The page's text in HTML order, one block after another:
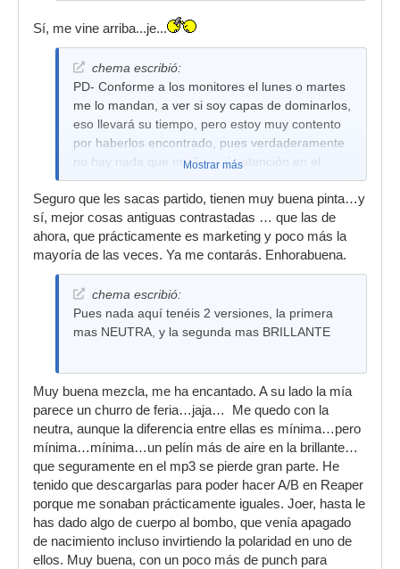
Sí, me vine arriba...je...
chema escribió:
PD- Conforme a los monitores el lunes o martes
me lo mandan, a ver si soy capas de dominarlos,
eso llevará su tiempo, pero estoy muy contento
por haberlos encontrado, pues verdaderamente
no hay nada que me llame la atención en el
mercado actual, estos los hicieron para estudios
reales, no para home studio.
Mostrar más
Seguro que les sacas partido, tienen muy buena pinta…y
sí, mejor cosas antiguas contrastadas … que las de
ahora, que prácticamente es marketing y poco más la
mayoría de las veces. Ya me contarás. Enhorabuena.
chema escribió:
Pues nada aquí tenéis 2 versiones, la primera
mas NEUTRA, y la segunda mas BRILLANTE
Muy buena mezcla, me ha encantado. A su lado la mía
parece un churro de feria…jaja… Me quedo con la
neutra, aunque la diferencia entre ellas es mínima…pero
mínima…mínima…un pelín más de aire en la brillante…
que seguramente en el mp3 se pierde gran parte. He
tenido que descargarlas para poder hacer A/B en Reaper
porque me sonaban prácticamente iguales. Joer, hasta le
has dado algo de cuerpo al bombo, que venía apagado
de nacimiento incluso invirtiendo la polaridad en uno de
ellos. Muy buena, con un poco más de punch para